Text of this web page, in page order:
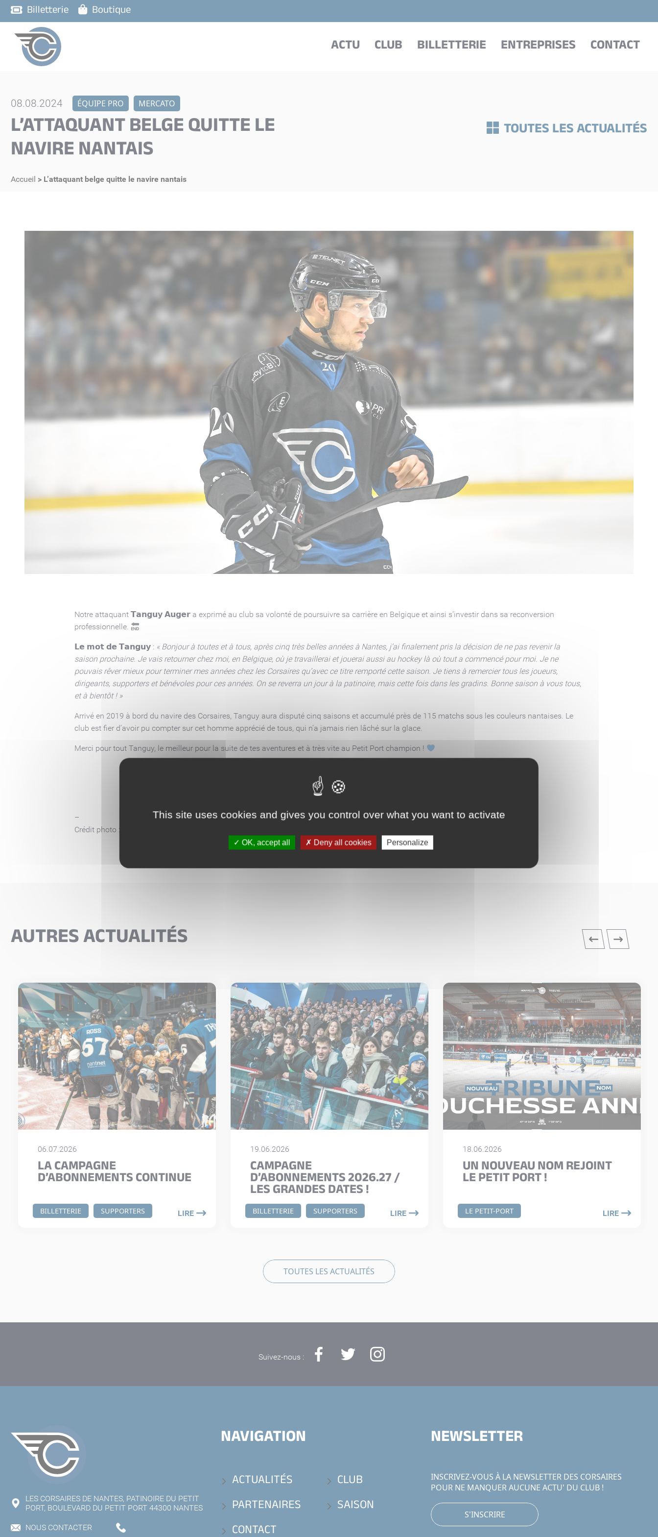
Billetterie Boutique
ACTU CLUB BILLETTERIE ENTREPRISES CONTACT
08.08.2024 ÉQUIPE PRO MERCATO
L’ATTAQUANT BELGE QUITTE LE
NAVIRE NANTAIS
TOUTES LES ACTUALITÉS
Accueil > L’attaquant belge quitte le navire nantais
Notre attaquant 𝗧𝗮𝗻𝗴𝘂𝘆 𝗔𝘂𝗴𝗲𝗿 a exprimé au club sa volonté de poursuivre sa carrière en Belgique et ainsi s’investir dans sa reconversion
professionnelle.
𝗟𝗲 𝗺𝗼𝘁 𝗱𝗲 𝗧𝗮𝗻𝗴𝘂𝘆 : « Bonjour à toutes et à tous, après cinq très belles années à Nantes, j’ai finalement pris la décision de ne pas revenir la
saison prochaine. Je vais retourner chez moi, en Belgique, où je travaillerai et jouerai aussi au hockey là où tout a commencé pour moi. Je ne
pouvais rêver mieux pour terminer mes années chez les Corsaires qu’avec ce titre remporté cette saison. Je tiens à remercier tous les joueurs,
dirigeants, supporters et bénévoles pour ces années. On se reverra un jour à la patinoire, mais cette fois dans les gradins. Bonne saison à vous tous,
et à bientôt ! »
Arrivé en 2019 à bord du navire des Corsaires, Tanguy aura disputé cinq saisons et accumulé près de 115 matchs sous les couleurs nantaises. Le
club est fier d’avoir pu compter sur cet homme apprécié de tous, qui n’a jamais rien lâché sur la glace.
Merci pour tout Tanguy, le meilleur pour la suite de tes aventures et à très vite au Petit Port champion !
–
Crédit photo : Guillaume François
AUTRES ACTUALITÉS
BILLETTERIE SUPPORTERS
06.07.2026
LA CAMPAGNE
D’ABONNEMENTS CONTINUE
LIRE BILLETTERIE SUPPORTERS
19.06.2026
CAMPAGNE
D’ABONNEMENTS 2026.27 /
LES GRANDES DATES !
LIRE LE PETIT-PORT
18.06.2026
UN NOUVEAU NOM REJOINT
LE PETIT PORT !
LIRE
TOUTES LES ACTUALITÉS
Suivez-nous :
LES CORSAIRES DE NANTES, PATINOIRE DU PETIT
PORT, BOULEVARD DU PETIT PORT 44300 NANTES
NOUS CONTACTER
NAVIGATION
ACTUALITÉS
CLUB
PARTENAIRES
SAISON
CONTACT
NEWSLETTER
INSCRIVEZ-VOUS À LA NEWSLETTER DES CORSAIRES
POUR NE MANQUER AUCUNE ACTU' DU CLUB !
S'INSCRIRE
This site uses cookies and gives you control over what you want to activate
OK, accept all Deny all cookies Personalize